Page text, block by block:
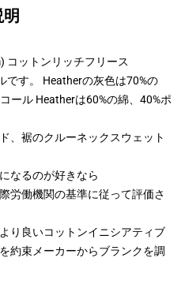
コットンリッチフリース
です。 Heatherの灰色は70%の
ール Heatherは60%の綿、40%ポ
、裾のクルーネックスウェット
なるのが好きなら
労働機関の基準に従って評価さ
り良いコットンイニシアティブ
約束メーカーからブランクを調